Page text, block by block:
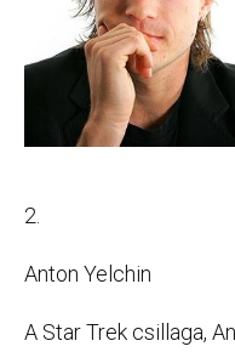
2.
Anton Yelchin
A Star Trek csillaga,